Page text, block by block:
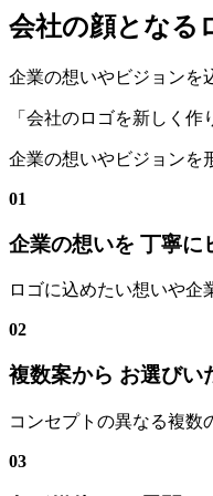
会社の顔となる
企業の想いやビジョンを
「会社のロゴを新しく作
企業の想いやビジョンを
01
企業の想いを 丁寧に
ロゴに込めたい想いや企
02
複数案から お選びい
コンセプトの異なる複数
03